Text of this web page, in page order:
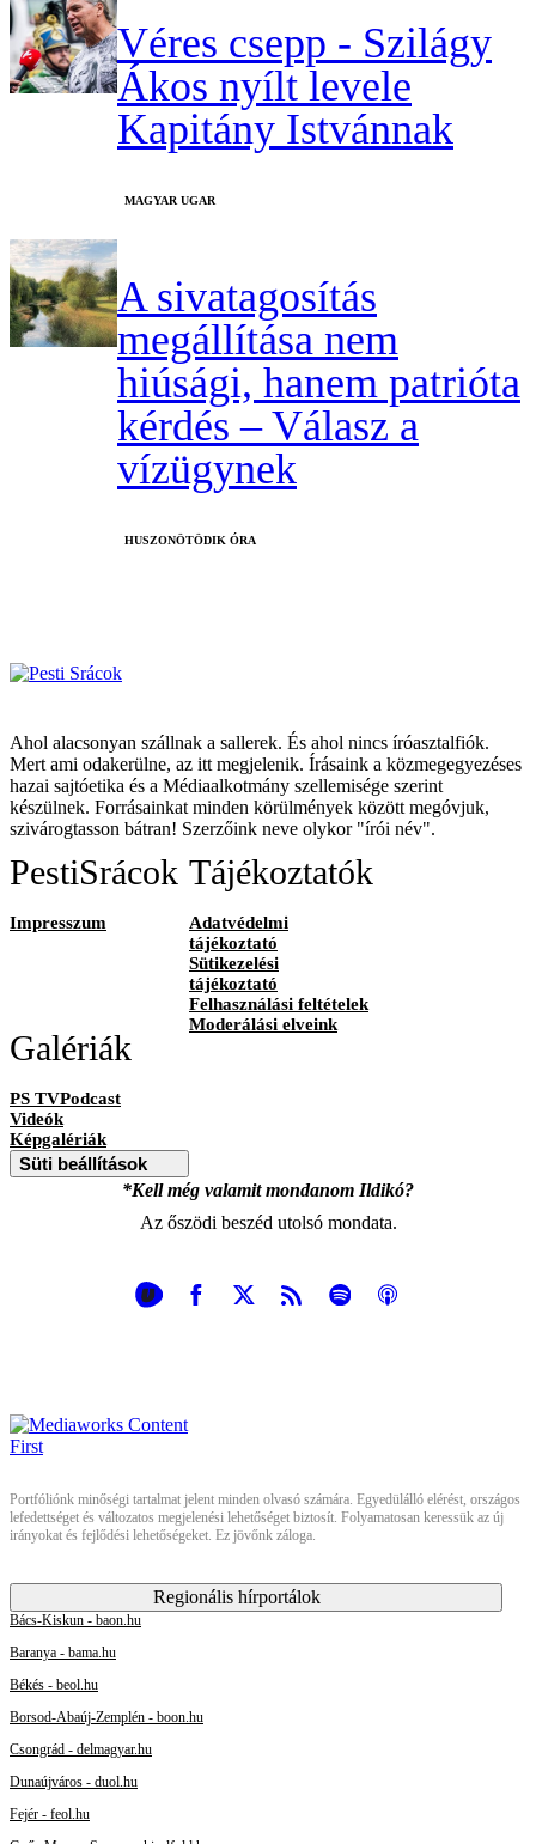
Véres csepp - Szilágy
Ákos nyílt levele
Kapitány Istvánnak
MAGYAR UGAR
A sivatagosítás
megállítása nem
hiúsági, hanem patrióta
kérdés – Válasz a
vízügynek
HUSZONÖTÖDIK ÓRA
Ahol alacsonyan szállnak a sallerek. És ahol nincs íróasztalfiók.
Mert ami odakerülne, az itt megjelenik. Írásaink a közmegegyezéses
hazai sajtóetika és a Médiaalkotmány szellemisége szerint
készülnek. Forrásainkat minden körülmények között megóvjuk,
szivárogtasson bátran! Szerzőink neve olykor "írói név".
PestiSrácok
Impresszum
Tájékoztatók
Adatvédelmi
tájékoztató
Sütikezelési
tájékoztató
Felhasználási feltételek
Moderálási elveink
Galériák
PS TVPodcast
Videók
Képgalériák
Süti beállítások
*Kell még valamit mondanom Ildikó?
Az őszödi beszéd utolsó mondata.
Portfóliónk minőségi tartalmat jelent minden olvasó számára. Egyedülálló elérést, országos
lefedettséget és változatos megjelenési lehetőséget biztosít. Folyamatosan keressük az új
irányokat és fejlődési lehetőségeket. Ez jövőnk záloga.
Regionális hírportálok
Bács-Kiskun - baon.hu
Baranya - bama.hu
Békés - beol.hu
Borsod-Abaúj-Zemplén - boon.hu
Csongrád - delmagyar.hu
Dunaújváros - duol.hu
Fejér - feol.hu